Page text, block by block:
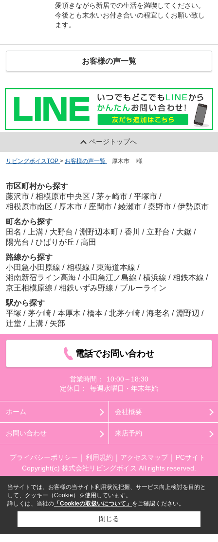
愛頂きながら新居での生活を満喫してください。
今後とも末永いお付き合いの程宜しくお願い致し
ます。
お客様の声一覧
ページトップへ
リビングボイスTOP > お客様の声一覧 厚木市 I様
市区町村から探す
藤沢市 / 相模原市中央区 / 茅ヶ崎市 / 平塚市 /
相模原市南区 / 厚木市 / 座間市 / 綾瀬市 / 秦野市 / 伊勢原市
町名から探す
田名 / 上溝 / 大野台 / 淵野辺本町 / 香川 / 立野台 / 大鋸 /
陽光台 / ひばりが丘 / 高田
路線から探す
小田急小田原線 / 相模線 / 東海道本線 /
湘南新宿ライン高海 / 小田急江ノ島線 / 横浜線 / 相鉄本線 /
京王相模原線 / 相鉄いずみ野線 / ブルーライン
駅から探す
平塚 / 茅ケ崎 / 本厚木 / 橋本 / 北茅ケ崎 / 海老名 / 淵野辺 /
辻堂 / 上溝 / 矢部
電話でお問い合わせ
営業時間：
10:00～18:30
定休日：
毎週水曜日・年末年始
ホーム 会社概要
お問い合わせ 来店予約
プライバシーポリシー 利用規約 アクセスマップ
PCサイト
Copyright(c) 株式会社リビングボイス All rights reserved.
当サイトでは、お客様の当サイト利用状況把握、サービス向上検討を目的と
して、クッキー（Cookie）を使用しています。
詳しくは、当社の 「Cookieの取扱いについて」 をご確認ください。
閉じる